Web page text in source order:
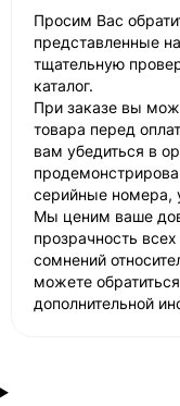
Просим Вас
представленные
тщательную
каталог.
При заказе вы
товара перед
вам убедиться в
серийные номера,
Мы ценим ваше
прозрачность
сомнений
можете
дополнительной